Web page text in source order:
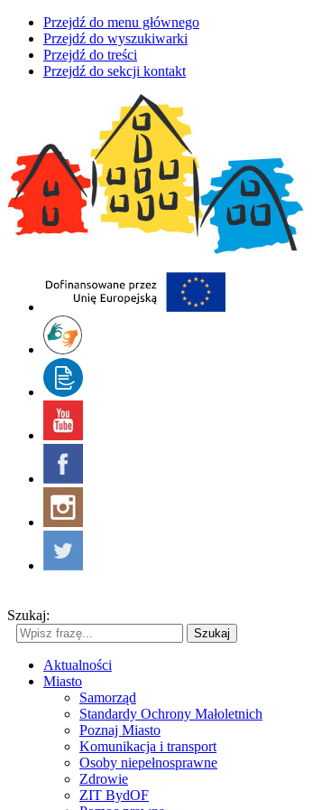
Przejdź do menu głównego
Przejdź do wyszukiwarki
Przejdź do treści
Przejdź do sekcji kontakt
Szukaj:
Szukaj
Aktualności
Miasto
Samorząd
Standardy Ochrony Małoletnich
Poznaj Miasto
Komunikacja i transport
Osoby niepełnosprawne
Zdrowie
ZIT BydOF